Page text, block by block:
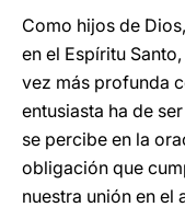
Como hijos de
en el Espíritu
vez más profunda
entusiasta ha de
se percibe en la
obligación que
nuestra unión en el